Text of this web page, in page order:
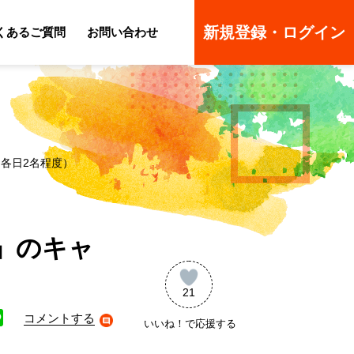
あるご質問
お問い合わせ 新規登録・ログイン
日2名程度）
のキャ
コメントする
21
いいね！で応援する